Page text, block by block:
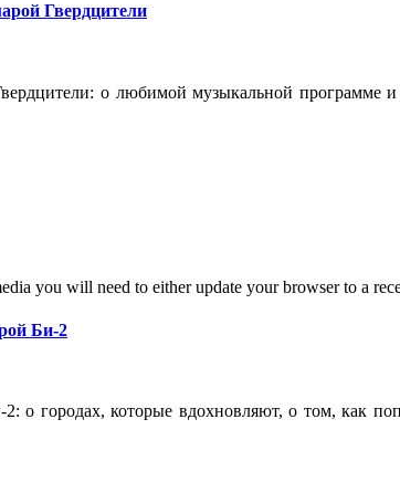
Гвердцители
о любимой музыкальной программе
you will need to either update your browser to a
Би-2
городах, которые вдохновляют, о том, как